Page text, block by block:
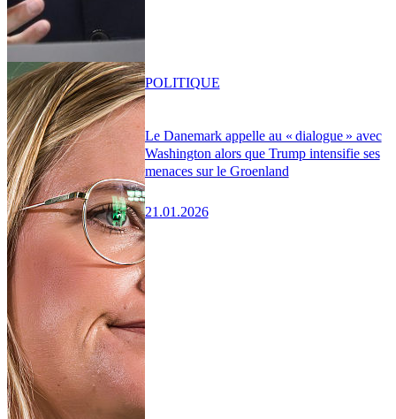
Le Danemark appelle au « dialogue » avec
Washington alors que Trump intensifie ses
menaces sur le Groenland
21.01.2026
POLITIQUE